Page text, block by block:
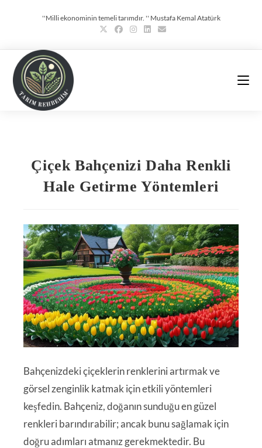
''Milli ekonominin temeli tarımdır. '' Mustafa Kemal Atatürk
Çiçek Bahçenizi Daha Renkli
Hale Getirme Yöntemleri
Bahçenizdeki çiçeklerin renklerini artırmak ve
görsel zenginlik katmak için etkili yöntemleri
keşfedin. Bahçeniz, doğanın sunduğu en güzel
renkleri barındırabilir; ancak bunu sağlamak için
doğru adımları atmanız gerekmektedir. Bu